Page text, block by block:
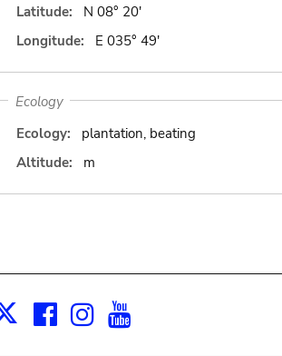
Latitude:
N 08° 20'
Longitude:
E 035° 49'
Ecology
Ecology:
plantation, beating
Altitude:
m
X Facebook
Instagram